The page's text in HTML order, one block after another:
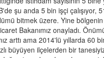
şu anda 5 bin işçi çalışıyor,
bitmek üzere. Yine
Bakanımız onayladı.
arttı ama 2014'lü yıllarda
büyüyen ilçelerden bir